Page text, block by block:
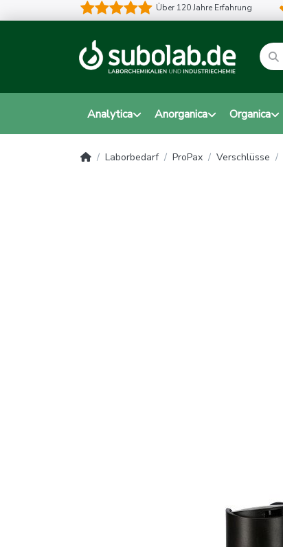
Über 120 Jahre Erfahrung
Analytica Anorganica Organica
Laborbedarf ProPax Verschlüsse